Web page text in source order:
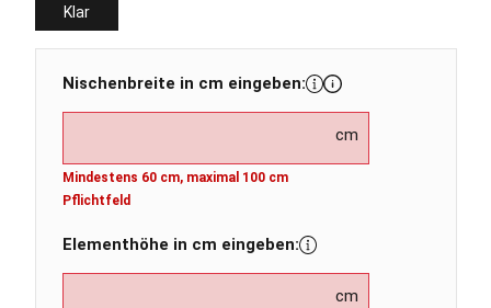
Klar
Nischenbreite in cm eingeben:
cm
Mindestens 60 cm, maximal 100 cm
Pflichtfeld
Elementhöhe in cm eingeben:
cm